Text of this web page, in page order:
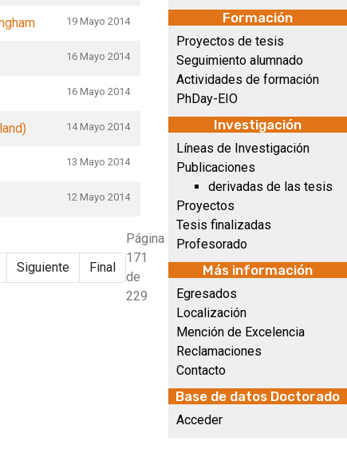
19 Mayo 2014
16 Mayo 2014
16 Mayo 2014
14 Mayo 2014
13 Mayo 2014
12 Mayo 2014
Siguiente Final
Página
171
de
229
Formación
Proyectos de tesis
Seguimiento alumnado
Actividades de formación
PhDay-EIO
Investigación
Líneas de Investigación
Publicaciones
derivadas de las tesis
Proyectos
Tesis finalizadas
Profesorado
Más información
Egresados
Localización
Mención de Excelencia
Reclamaciones
Contacto
Base de datos Doctorado
Acceder